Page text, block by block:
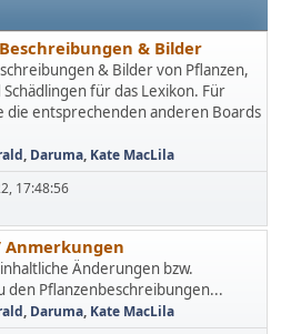
& Bilder
& Bilder von Pflanzen,
für das Lexikon. Für
die entsprechenden anderen Boards
, Daruma, Kate MacLila
17:48:56
Änderungen bzw.
den Pflanzenbeschreibungen...
, Daruma, Kate MacLila